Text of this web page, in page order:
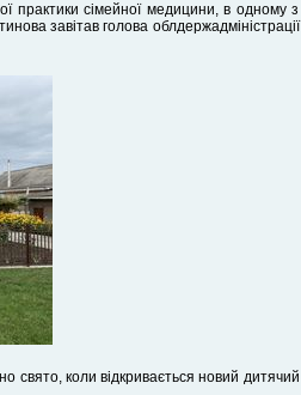
практики сімейної медицини, в одному з
завітав голова облдержадміністрації
свято, коли відкривається новий дитячий